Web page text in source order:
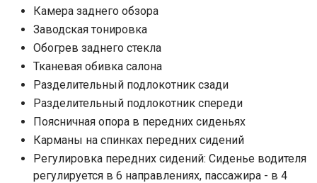
Камера заднего обзора
Заводская тонировка
Обогрев заднего стекла
Тканевая обивка салона
Разделительный подлокотник сзади
Разделительный подлокотник спереди
Поясничная опора в передних сиденьях
Карманы на спинках передних сидений
Регулировка передних сидений: Сиденье водителя
регулируется в 6 направлениях, пассажира - в 4